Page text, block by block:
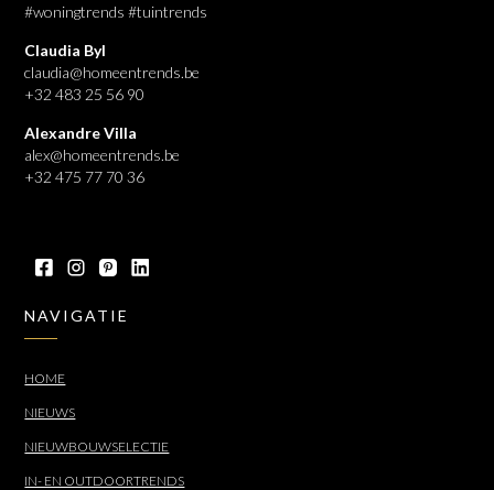
#woningtrends #tuintrends
Claudia Byl
claudia@homeentrends.be
+32 483 25 56 90
Alexandre Villa
alex@homeentrends.be
+32 475 77 70 36
NAVIGATIE
HOME
NIEUWS
NIEUWBOUWSELECTIE
IN- EN OUTDOORTRENDS